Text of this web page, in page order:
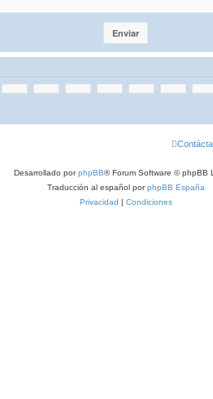
Desarrollado porphpBB® Forum Software © phpBB
Traducción al español porphpBB España
Privacidad
Condiciones